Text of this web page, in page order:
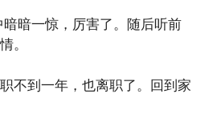
暗一惊，厉害了。随后听前
。
不到一年，也离职了。回到家